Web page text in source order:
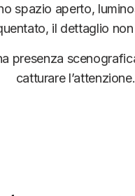
spazio aperto,
il dettaglio non
presenza
catturare l’attenzione.